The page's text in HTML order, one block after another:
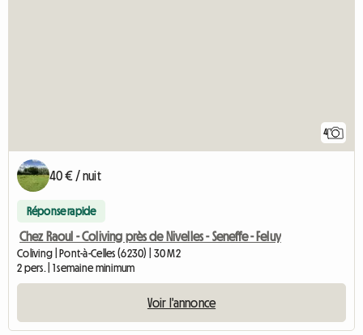
4
40 € / nuit
Réponse rapide
Chez Raoul - Coliving près de Nivelles - Seneffe - Feluy
Coliving | Pont-à-Celles (6230) | 30 M2
2 pers. | 1 semaine minimum
Voir l'annonce